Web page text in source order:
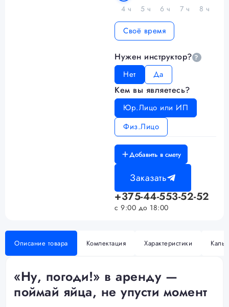
4 ч 5 ч 6 ч 7 ч 8 ч
Своё время
Нужен инструктор? ?
Нет Да
Кем вы являетесь?
Юр.Лицо или ИП
Физ.Лицо
Добавить в смету
Заказать
+375-44-553-52-52
с 9:00 до 18:00
Описание товара Комлектация Характеристики
«Ну, погоди!» в аренду —
поймай яйца, не упусти момент